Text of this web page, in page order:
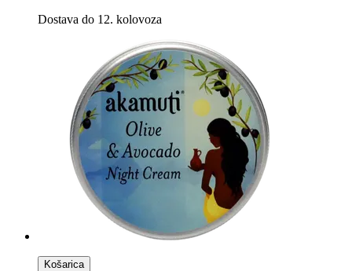
Dostava do 12. kolovoza
Košarica